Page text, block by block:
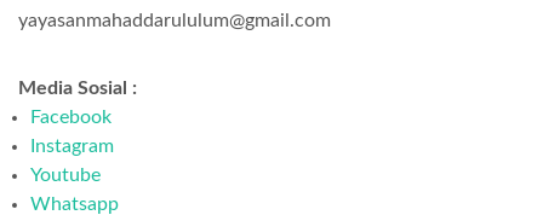
yayasanmahaddarululum@gmail.com
Media Sosial :
Facebook
Instagram
Youtube
Whatsapp